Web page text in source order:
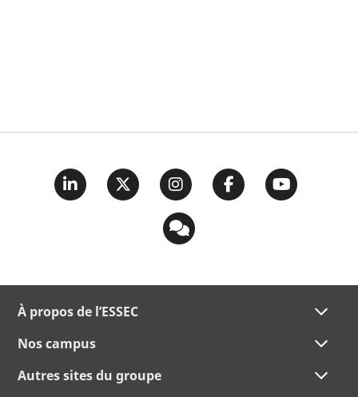
À propos de l’ESSEC
Nos campus
Autres sites du groupe